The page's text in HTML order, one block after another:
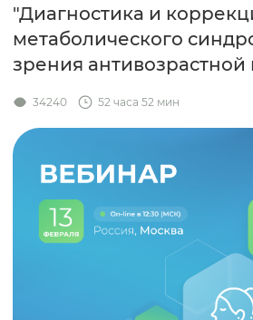
"Диагностика и
метаболического
зрения
34240 52 часа 52 мин